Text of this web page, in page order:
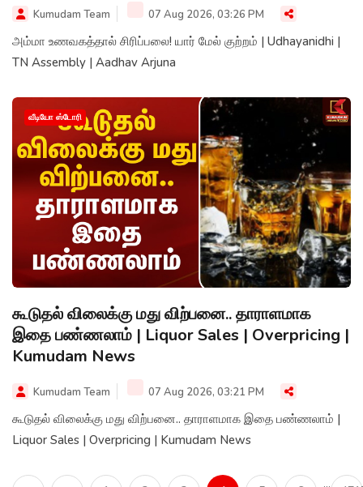
Kumudam Team 07 Aug 2026, 03:26 PM
அம்மா உணவகத்தால் சிரிப்பலை! யார் மேல் குற்றம் | Udhayanidhi |
TN Assembly | Aadhav Arjuna
வீடியோ ஸ்டோரி
கூடுதல் விலைக்கு மது விற்பனை.. தாராளமாக
இதை பண்ணலாம் | Liquor Sales | Overpricing |
Kumudam News
Kumudam Team 07 Aug 2026, 03:21 PM
கூடுதல் விலைக்கு மது விற்பனை.. தாராளமாக இதை பண்ணலாம் |
Liquor Sales | Overpricing | Kumudam News